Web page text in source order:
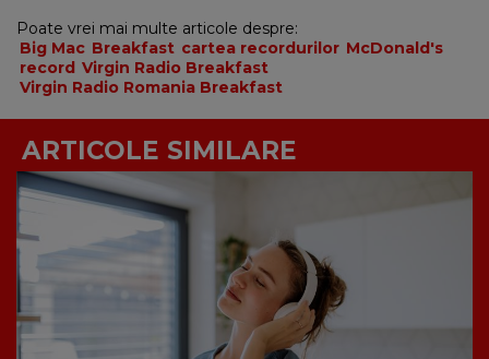
Poate vrei mai multe articole despre:
Big Mac Breakfast cartea recordurilor McDonald's
record Virgin Radio Breakfast
Virgin Radio Romania Breakfast
ARTICOLE SIMILARE